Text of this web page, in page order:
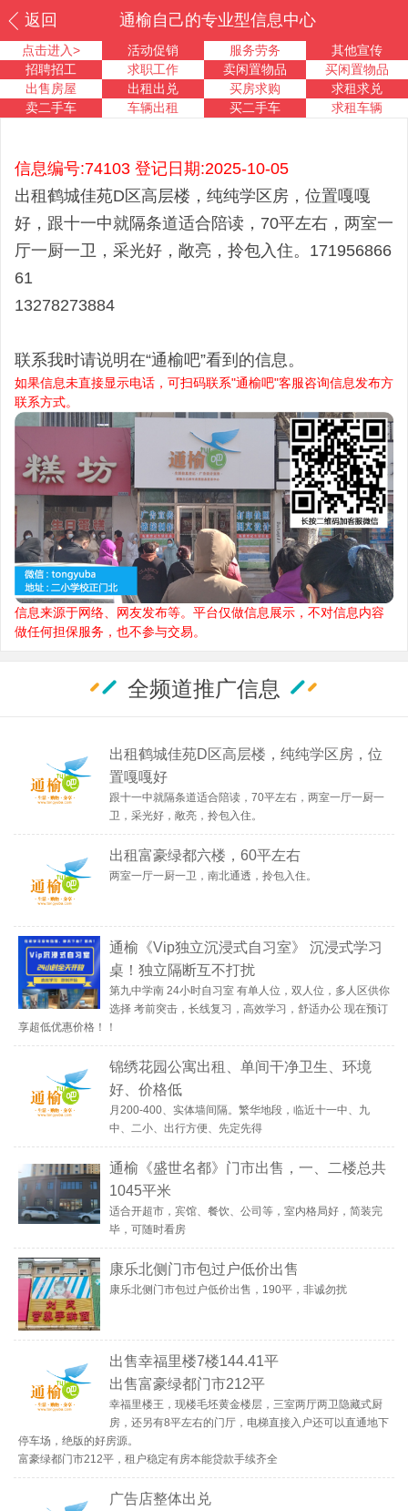
返回 通榆自己的专业型信息中心
点击进入> 活动促销 服务劳务
其他宣传
招聘招工
求职工作 卖闲置物品
买闲置物品
出售房屋
出租出兑 买房求购
求租求兑
卖二手车
车辆出租 买二手车 求租车辆
信息编号:74103 登记日期:2025-10-05
出租鹤城佳苑D区高层楼，纯纯学区房，位置嘎嘎
好，跟十一中就隔条道适合陪读，70平左右，两室一
厅一厨一卫，采光好，敞亮，拎包入住。171956866
61
13278273884
联系我时请说明在“通榆吧”看到的信息。
如果信息未直接显示电话，可扫码联系"通榆吧"客服咨询信息发布方
联系方式。
信息来源于网络、网友发布等。平台仅做信息展示，不对信息内容
做任何担保服务，也不参与交易。
全频道推广信息
出租鹤城佳苑D区高层楼，纯纯学区房，位
置嘎嘎好
跟十一中就隔条道适合陪读，70平左右，两室一厅一厨一
卫，采光好，敞亮，拎包入住。
出租富豪绿都六楼，60平左右
两室一厅一厨一卫，南北通透，拎包入住。
通榆《Vip独立沉浸式自习室》 沉浸式学习
桌！独立隔断互不打扰
第九中学南 24小时自习室 有单人位，双人位，多人区供你
选择 考前突击，长线复习，高效学习，舒适办公 现在预订
享超低优惠价格！！
锦绣花园公寓出租、单间干净卫生、环境
好、价格低
月200-400、实体墙间隔。繁华地段，临近十一中、九
中、二小、出行方便、先定先得
通榆《盛世名都》门市出售，一、二楼总共
1045平米
适合开超市，宾馆、餐饮、公司等，室内格局好，简装完
毕，可随时看房
康乐北侧门市包过户低价出售
康乐北侧门市包过户低价出售，190平，非诚勿扰
出售幸福里楼7楼144.41平
出售富豪绿都门市212平
幸福里楼王，现楼毛坯黄金楼层，三室两厅两卫隐藏式厨
房，还另有8平左右的门厅，电梯直接入户还可以直通地下
停车场，绝版的好房源。
富豪绿都门市212平，租户稳定有房本能贷款手续齐全
广告店整体出兑